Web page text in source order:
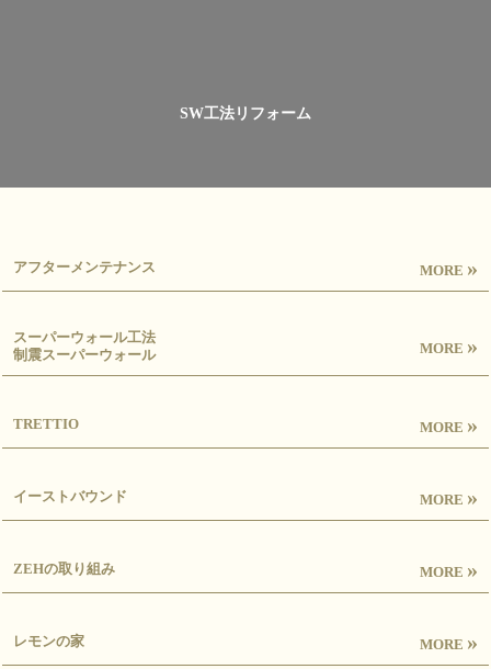
SW工法リフォーム
アフターメンテナンス MORE »
スーパーウォール工法
制震スーパーウォール
MORE »
TRETTIO MORE »
イーストバウンド MORE »
ZEHの取り組み MORE »
レモンの家 MORE »